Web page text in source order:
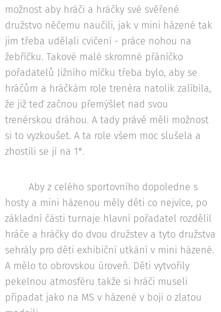
možnost aby hráči a hráčky své svěřené
družstvo něčemu naučili, jak v mini házené tak
jim třeba udělali cvičení - práce nohou na
žebříčku. Takové malé skromné přáníčko
pořadatelů Jižního míčku třeba bylo, aby se
hráčům a hráčkám role trenéra natolik zalíbila,
že již teď začnou přemýšlet nad svou
trenérskou dráhou. A tady právě měli možnost
si to vyzkoušet. A ta role všem moc slušela a
zhostili se jí na 1*.
Aby z celého sportovního dopoledne s
hosty a mini házenou měly děti co nejvíce, po
základní části turnaje hlavní pořadatel rozdělil
hráče a hráčky do dvou družstev a tyto družstva
sehrály pro děti exhibiční utkání v mini házené.
A mělo to obrovskou úroveň. Děti vytvořily
pekelnou atmosféru takže si hráči museli
připadat jako na MS v házené v boji o zlatou